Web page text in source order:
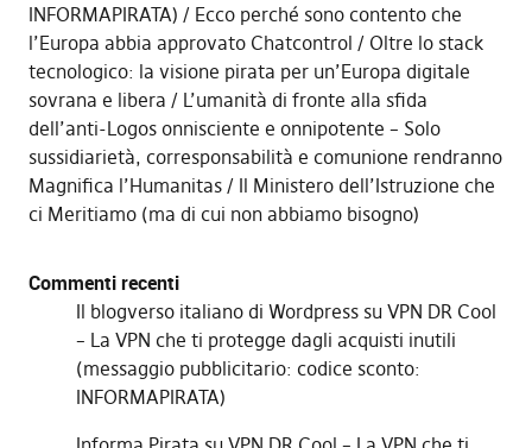
INFORMAPIRATA)
Ecco perché sono contento che
l’Europa abbia approvato Chatcontrol
Oltre lo stack
tecnologico: la visione pirata per un’Europa digitale
sovrana e libera
L’umanità di fronte alla sfida
dell’anti-Logos onnisciente e onnipotente – Solo
sussidiarietà, corresponsabilità e comunione rendranno
Magnifica l’Humanitas
Il Ministero dell’Istruzione che
ci Meritiamo (ma di cui non abbiamo bisogno)
Commenti recenti
Il blogverso italiano di Wordpresssu VPN DR Cool
– La VPN che ti protegge dagli acquisti inutili
(messaggio pubblicitario: codice sconto:
INFORMAPIRATA)